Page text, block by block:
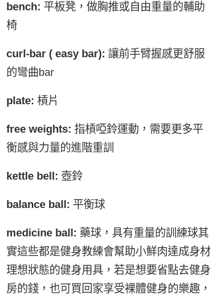
bench: 平板凳，做胸推或自由重量的輔助
椅
curl-bar ( easy bar): 讓前手臂握感更舒服
的彎曲bar
plate:槓片
free weights:指槓啞鈴運動，需要更多平
衡感與力量的進階重訓
kettle bell: 壺鈴
balance ball: 平衡球
medicine ball: 藥球，具有重量的訓練球其
實這些都是健身教練會幫助小鮮肉達成身材
理想狀態的健身用具，若是想要省點去健身
房的錢，也可買回家享受裸體健身的樂趣，